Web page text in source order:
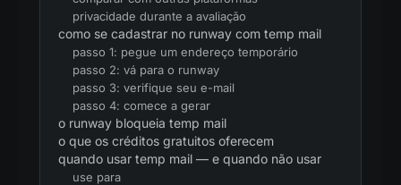
privacidade durante a avaliação
como se cadastrar no runway com temp mail
passo 1: pegue um endereço temporário
passo 2: vá para o runway
passo 3: verifique seu e-mail
passo 4: comece a gerar
o runway bloqueia temp mail
o que os créditos gratuitos oferecem
quando usar temp mail — e quando não usar
use para